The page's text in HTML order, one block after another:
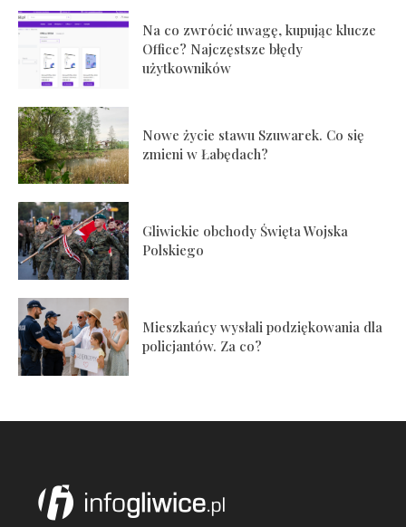
Na co zwrócić uwagę, kupując klucze
Office? Najczęstsze błędy
użytkowników
Nowe życie stawu Szuwarek. Co się
zmieni w Łabędach?
Gliwickie obchody Święta Wojska
Polskiego
Mieszkańcy wysłali podziękowania dla
policjantów. Za co?